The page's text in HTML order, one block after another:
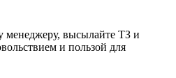
высылайте ТЗ и
и пользой для